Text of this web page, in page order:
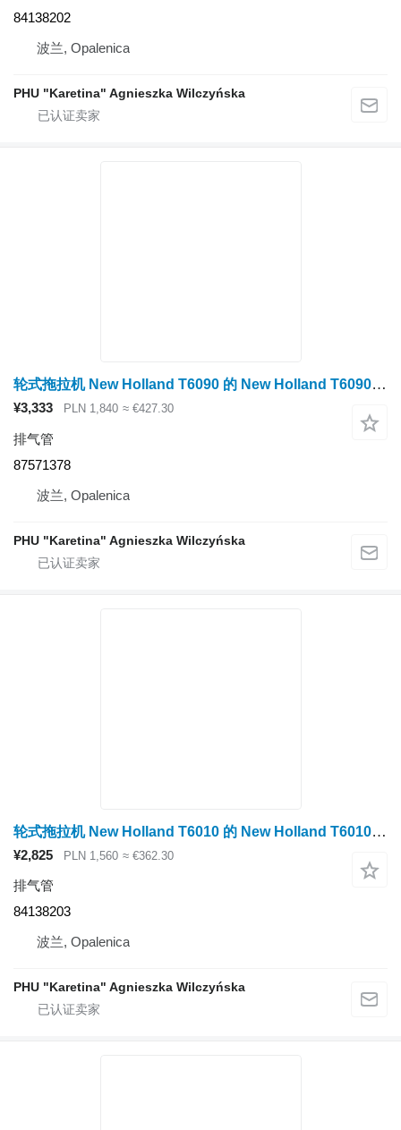
84138202
波兰, Opalenica
PHU "Karetina" Agnieszka Wilczyńska
轮式拖拉机 New Holland T6090 的 New Holland T6090 排气管 87571378
¥3,333 PLN 1,840 ≈ €427.30
排气管
87571378
波兰, Opalenica
PHU "Karetina" Agnieszka Wilczyńska
轮式拖拉机 New Holland T6010 的 New Holland T6010 排气管 84138203
¥2,825 PLN 1,560 ≈ €362.30
排气管
84138203
波兰, Opalenica
PHU "Karetina" Agnieszka Wilczyńska